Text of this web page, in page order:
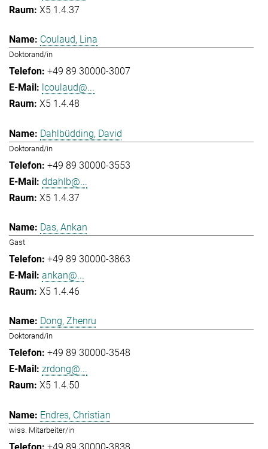
X5 1.4.37
Coulaud, Lina
Doktorand/in
+49 89 30000-3007
lcoulaud@...
X5 1.4.48
Dahlbüdding, David
Doktorand/in
+49 89 30000-3553
ddahlb@...
X5 1.4.37
Das, Ankan
Gast
+49 89 30000-3863
ankan@...
X5 1.4.46
Dong, Zhenru
Doktorand/in
+49 89 30000-3548
zrdong@...
X5 1.4.50
Endres, Christian
wiss. Mitarbeiter/in